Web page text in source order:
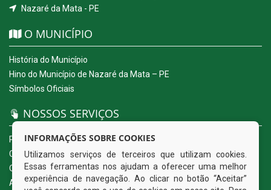
Nazaré da Mata - PE
O MUNICÍPIO
História do Município
Hino do Município de Nazaré da Mata – PE
Símbolos Oficiais
NOSSOS SERVIÇOS
Portal da Transparência
Carta de Serviços ao Usuário
Ouvidoria Eletrônica
Acesso a Informação (eSIC)
INFORMAÇÕES SOBRE COOKIES
Utilizamos serviços de terceiros que utilizam cookies.
Essas ferramentas nos ajudam a oferecer uma melhor
experiência de navegação. Ao clicar no botão “Aceitar”